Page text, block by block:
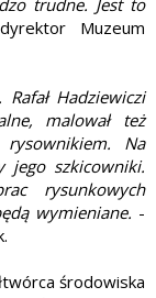
trudne. Jest to
Muzeum
Hadziewiczi
malował też
Na
jego szkicowniki.
rysunkowych
wymieniane. -
środowiska